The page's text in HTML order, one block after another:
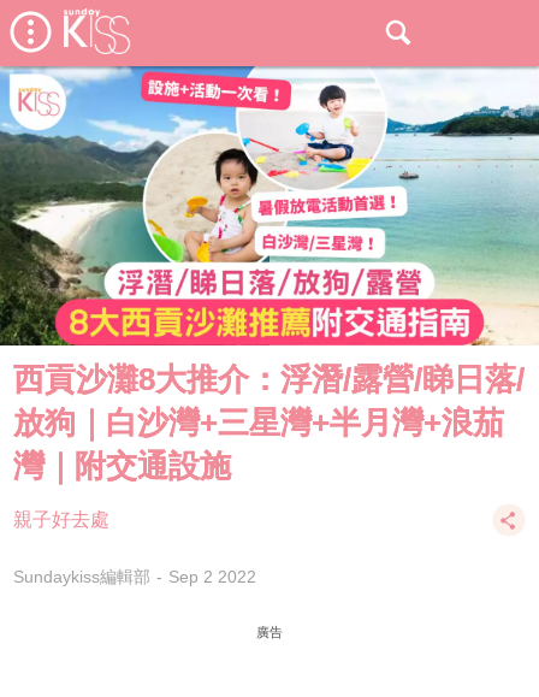
西貢沙灘8大推介：浮潛/露營/睇日落/
放狗｜白沙灣+三星灣+半月灣+浪茄
灣｜附交通設施
親子好去處
Sundaykiss編輯部 Sep 2 2022
廣告